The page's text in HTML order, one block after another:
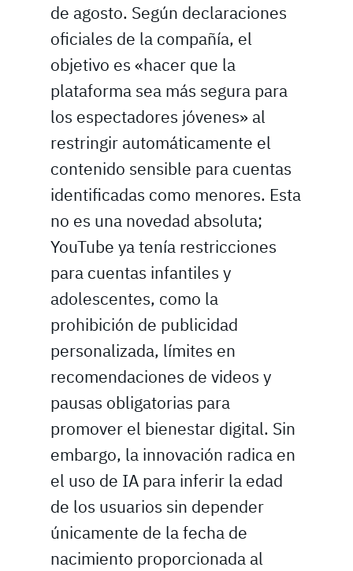
de agosto. Según declaraciones
oficiales de la compañía, el
objetivo es «hacer que la
plataforma sea más segura para
los espectadores jóvenes» al
restringir automáticamente el
contenido sensible para cuentas
identificadas como menores. Esta
no es una novedad absoluta;
YouTube ya tenía restricciones
para cuentas infantiles y
adolescentes, como la
prohibición de publicidad
personalizada, límites en
recomendaciones de videos y
pausas obligatorias para
promover el bienestar digital. Sin
embargo, la innovación radica en
el uso de IA para inferir la edad
de los usuarios sin depender
únicamente de la fecha de
nacimiento proporcionada al